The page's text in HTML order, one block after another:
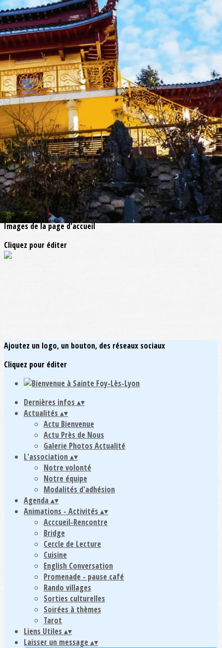
Exporter les lignes sélectionnées
Exporter toutes les colonnes
Exporter uniquement les colonnes affichées
Menu
<
>
Acccueil-Rencontre
Bridge
Cercle de Lecture
Cuisine
English Conversation
Promenade - pause café
Rando villages
Sorties culturelles
Soirées à thèmes
Tarot
?>
Images de la page d'accueil
Cliquez pour éditer
Ajoutez un logo, un bouton, des réseaux sociaux
Cliquez pour éditer
Dernières infos ▴▾
Actualités ▴▾
Actu Bienvenue
Actu Près de Nous
Galerie Photos Actualité
L'association ▴▾
Notre volonté
Notre équipe
Modalités d'adhésion
Agenda ▴▾
Animations - Activités ▴▾
Acccueil-Rencontre
Bridge
Cercle de Lecture
Cuisine
English Conversation
Promenade - pause café
Rando villages
Sorties culturelles
Soirées à thèmes
Tarot
Liens Utiles ▴▾
Laisser un message ▴▾